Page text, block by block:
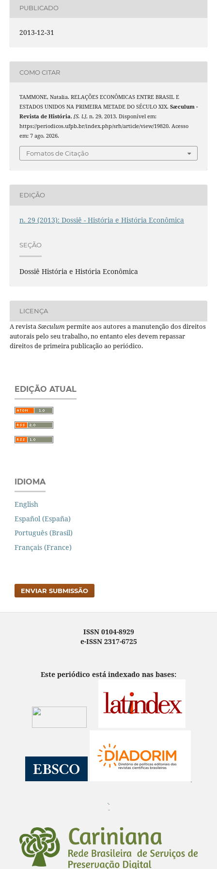
PUBLICADO
2013-12-31
COMO CITAR
TAMMONE, Natalia. RELAÇÕES ECONÔMICAS ENTRE BRASIL E
ESTADOS UNIDOS NA PRIMEIRA METADE DO SÉCULO XIX. Sæculum -
Revista de História, [S. l.], n. 29, 2013. Disponível em:
https://periodicos.ufpb.br/index.php/srh/article/view/19820. Acesso
em: 7 ago. 2026.
Fomatos de Citação
EDIÇÃO
n. 29 (2013): Dossiê - História e História Econômica
SEÇÃO
Dossiê História e História Econômica
LICENÇA
A revistaSæculumpermite aos autores a manutenção dos direitos
autorais pelo seu trabalho, no entanto eles devem repassar
direitos de primeira publicação ao periódico.
EDIÇÃO ATUAL
IDIOMA
English
Español (España)
Português (Brasil)
Français (France)
ENVIAR SUBMISSÃO
ISSN 0104-8929
e-ISSN 2317-6725
Este periódico está indexado nas bases:
¨